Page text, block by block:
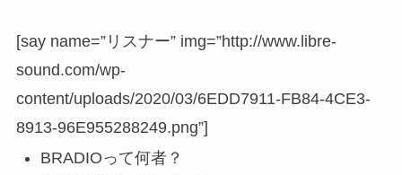
[say name=”リスナー” img=”http://www.libre-
sound.com/wp-
content/uploads/2020/03/6EDD7911-FB84-4CE3-
8913-96E955288249.png”]
BRADIOって何者？